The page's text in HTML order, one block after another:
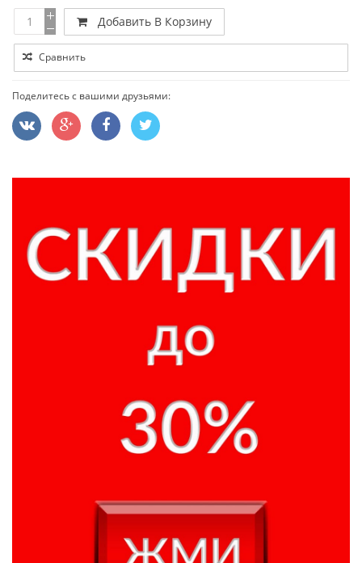
Добавить В Корзину
Сравнить
Поделитесь с вашими друзьями: